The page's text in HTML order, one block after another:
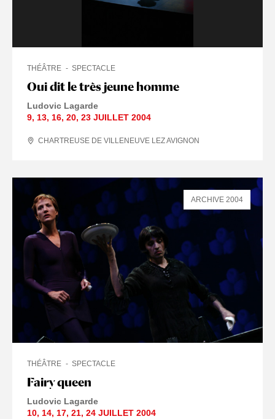
Oui dit le très jeune homme
THÉÂTRE SPECTACLE
Ludovic Lagarde
9, 13, 16, 20, 23 JUILLET 2004
CHARTREUSE DE VILLENEUVE LEZ AVIGNON
Fairy queen
THÉÂTRE SPECTACLE
Ludovic Lagarde
10, 14, 17, 21, 24 JUILLET 2004
ARCHIVE 2004